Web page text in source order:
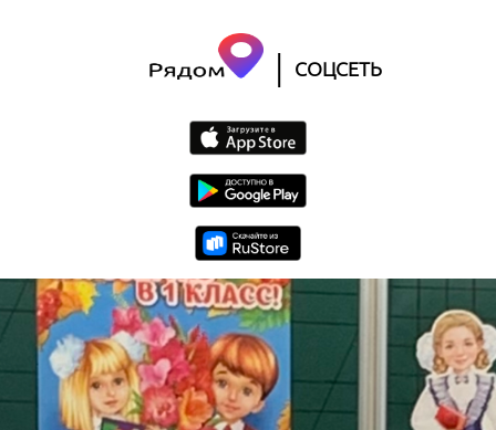
| СОЦСЕТЬ